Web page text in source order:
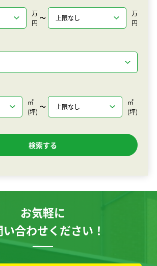
万
円
〜
万
円
㎡
(坪)
〜
㎡
(坪)
お気軽に
合わせください！